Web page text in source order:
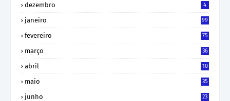
dezembro 4
janeiro 99
fevereiro 75
março 36
abril 10
maio 35
junho 23